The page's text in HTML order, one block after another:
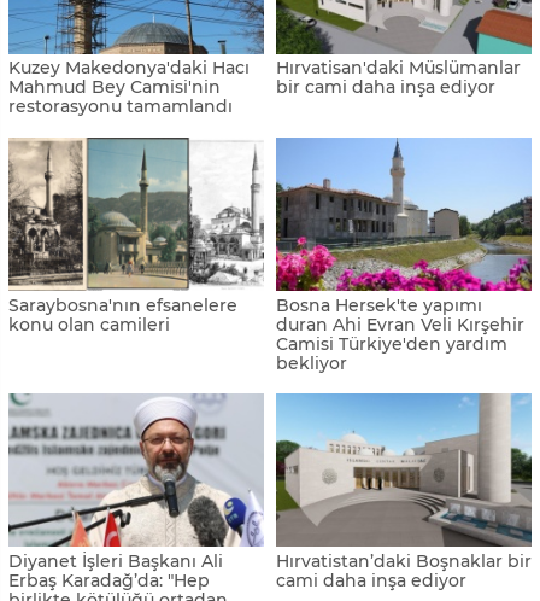
Kuzey Makedonya'daki Hacı
Mahmud Bey Camisi'nin
restorasyonu tamamlandı
Hırvatisan'daki Müslümanlar
bir cami daha inşa ediyor
Saraybosna'nın efsanelere
konu olan camileri
Bosna Hersek'te yapımı
duran Ahi Evran Veli Kırşehir
Camisi Türkiye'den yardım
bekliyor
Diyanet İşleri Başkanı Ali
Erbaş Karadağ’da: "Hep
Hırvatistan’daki Boşnaklar bir
cami daha inşa ediyor